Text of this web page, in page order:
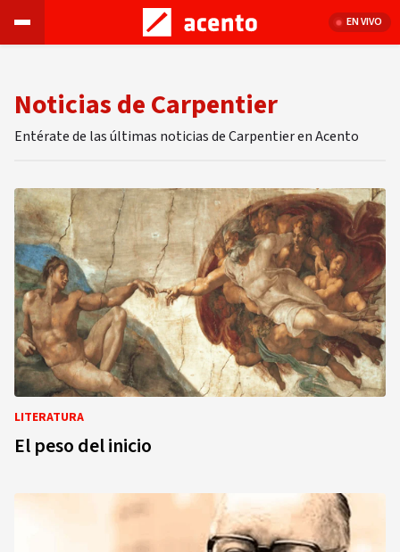
EN VIVO
Noticias de Carpentier
Entérate de las últimas noticias de Carpentier en Acento
LITERATURA
El peso del inicio